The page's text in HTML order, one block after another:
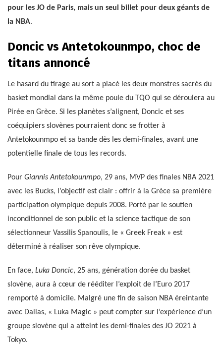
pour les JO de Paris, mais un seul billet pour deux géants de
la NBA.
Doncic vs Antetokounmpo, choc de
titans annoncé
Le hasard du tirage au sort a placé les deux monstres sacrés du
basket mondial dans la même poule du TQO qui se déroulera au
Pirée en Grèce. Si les planètes s’alignent, Doncic et ses
coéquipiers slovènes pourraient donc se frotter à
Antetokounmpo et sa bande dès les demi-finales, avant une
potentielle finale de tous les records.
Pour Giannis Antetokounmpo, 29 ans, MVP des finales NBA 2021
avec les Bucks, l’objectif est clair : offrir à la Grèce sa première
participation olympique depuis 2008. Porté par le soutien
inconditionnel de son public et la science tactique de son
sélectionneur Vassilis Spanoulis, le « Greek Freak » est
déterminé à réaliser son rêve olympique.
En face, Luka Doncic, 25 ans, génération dorée du basket
slovène, aura à cœur de rééditer l’exploit de l’Euro 2017
remporté à domicile. Malgré une fin de saison NBA éreintante
avec Dallas, « Luka Magic » peut compter sur l’expérience d’un
groupe slovène qui a atteint les demi-finales des JO 2021 à
Tokyo.